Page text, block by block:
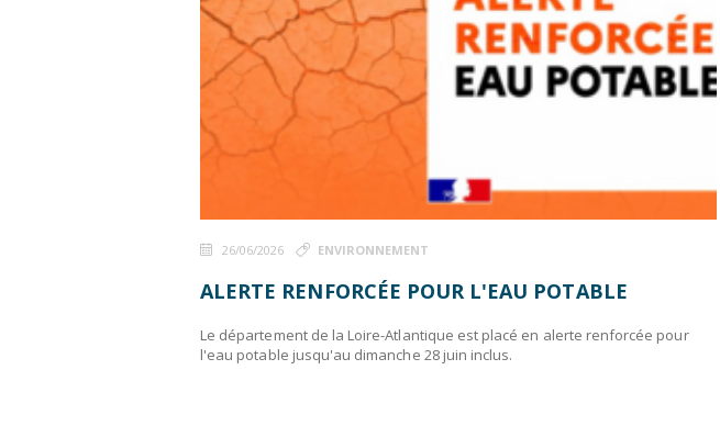
26/06/2026 ENVIRONNEMENT
ALERTE RENFORCÉE POUR L'EAU POTABLE
Le département de la Loire-Atlantique est placé en alerte renforcée pour
l'eau potable jusqu'au dimanche 28 juin inclus.